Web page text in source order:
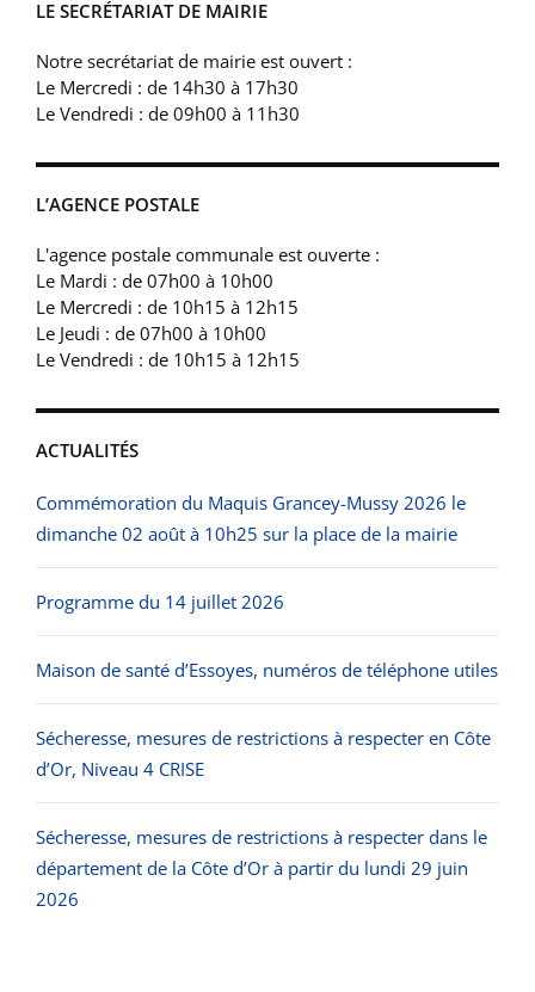
LE SECRÉTARIAT DE MAIRIE
Notre secrétariat de mairie est ouvert :
Le Mercredi : de 14h30 à 17h30
Le Vendredi : de 09h00 à 11h30
L’AGENCE POSTALE
L'agence postale communale est ouverte :
Le Mardi : de 07h00 à 10h00
Le Mercredi : de 10h15 à 12h15
Le Jeudi : de 07h00 à 10h00
Le Vendredi : de 10h15 à 12h15
ACTUALITÉS
Commémoration du Maquis Grancey-Mussy 2026 le
dimanche 02 août à 10h25 sur la place de la mairie
Programme du 14 juillet 2026
Maison de santé d’Essoyes, numéros de téléphone utiles
Sécheresse, mesures de restrictions à respecter en Côte
d’Or, Niveau 4 CRISE
Sécheresse, mesures de restrictions à respecter dans le
département de la Côte d’Or à partir du lundi 29 juin
2026